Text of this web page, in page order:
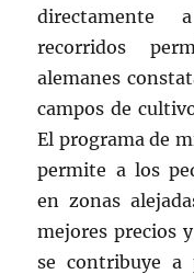
directamente
recorridos
alemanes
campos de
El programa de
permite a los
en zonas
mejores precios
se contribuye a